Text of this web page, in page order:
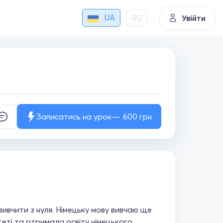
UA RU Увійти
Записатись на урок 600 грн
з нуля. Німецьку мову вивчаю ще